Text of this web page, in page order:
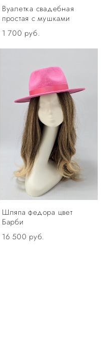
Вуалетка свадебная
простая с мушками
1 700 pуб.
Шляпа федора цвет
Барби
16 500 pуб.